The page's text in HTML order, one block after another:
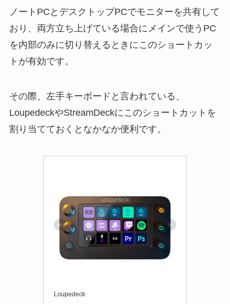
ノートPCとデスクトップPCでモニターを共有して
おり、両方立ち上げている場合にメインで使うPC
を内部のみに切り替えるときにこのショートカッ
トが有効です。
その際、左手キーボードと言われている、
LoupedeckやStreamDeckにこのショートカットを
割り当てておくとなかなか便利です。
Loupedeck